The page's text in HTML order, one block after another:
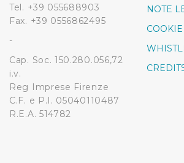
Tel. +39 055688903
Fax. +39 0556862495
-
Cap. Soc. 150.280.056,72
i.v.
Reg Imprese Firenze
C.F. e P.I. 05040110487
R.E.A. 514782
NOTE
COOKIE